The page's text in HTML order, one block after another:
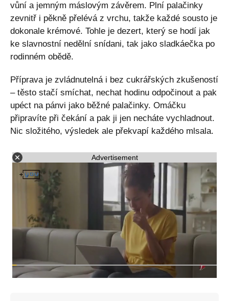
vůní a jemným máslovým závěrem. Plní palačinky
zevnitř i pěkně přelévá z vrchu, takže každé sousto je
dokonale krémové. Tohle je dezert, který se hodí jak
ke slavnostní nedělní snídani, tak jako sladkáečka po
rodinném obědě.
Příprava je zvládnutelná i bez cukrářských zkušeností
– těsto stačí smíchat, nechat hodinu odpočinout a pak
upéct na pánvi jako běžné palačinky. Omáčku
připravíte při čekání a pak ji jen necháte vychladnout.
Nic složitého, výsledek ale překvapí každého mlsala.
Advertisement